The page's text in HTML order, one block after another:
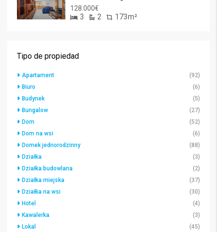
128.000€
3 2 173m²
Tipo de propiedad
Apartament
(92)
Biuro
(6)
Budynek
(5)
Bungalow
(27)
Dom
(52)
Dom na wsi
(6)
Domek jednorodzinny
(88)
Działka
(3)
Działka budowlana
(2)
Działka miejska
(37)
Działka na wsi
(30)
Hotel
(4)
Kawalerka
(3)
Lokal
(45)